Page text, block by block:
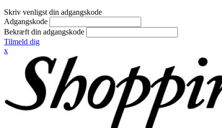
Skriv venligst din adgangskode
Adgangskode
Bekræft din adgangskode
Tilmeld dig
x